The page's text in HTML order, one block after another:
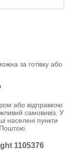
за готівку або
або відправкою
самовивіз. У
населені пункти
1105376